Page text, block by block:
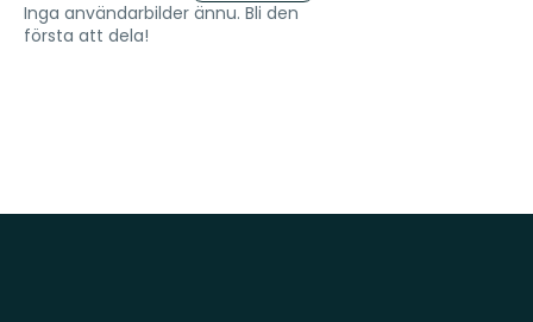
Inga användarbilder ännu. Bli den
första att dela!